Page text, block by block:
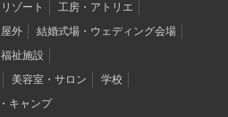
ゾート
工房・アトリエ
外
結婚式場・ウェディング会場
祉施設
美容室・サロン
学校
キャンプ